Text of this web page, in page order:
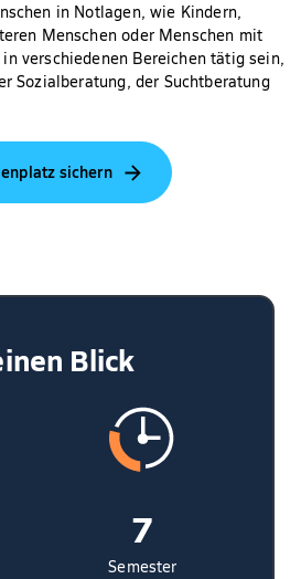
in Notlagen, wie Kindern,
Menschen oder Menschen mit
verschiedenen Bereichen tätig sein,
Sozialberatung, der Suchtberatung
sichern
Blick
7
Semester